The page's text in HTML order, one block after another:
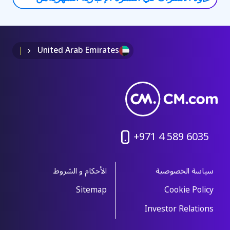
United Arab Emirates
+971 4 589 6035
سياسة الخصوصية
الأحكام و الشروط
Cookie Policy
Sitemap
Investor Relations